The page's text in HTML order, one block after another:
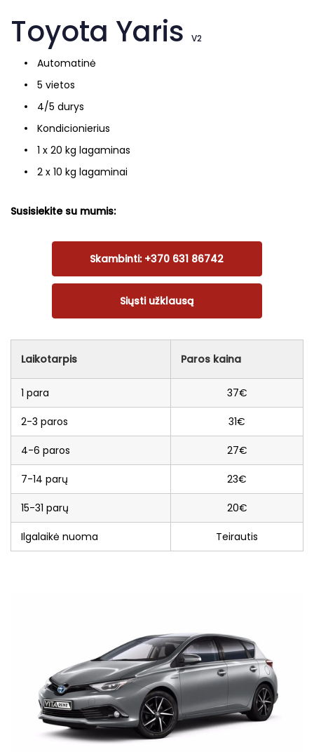
Toyota Yaris V2
Automatinė
5 vietos
4/5 durys
Kondicionierius
1 x 20 kg lagaminas
2 x 10 kg lagaminai
Susisiekite su mumis:
Skambinti: +370 631 86742
Siųsti užklausą
Laikotarpis Paros kaina
1 para 37€
2-3 paros 31€
4-6 paros 27€
7-14 parų 23€
15-31 parų 20€
Ilgalaikė nuoma Teirautis